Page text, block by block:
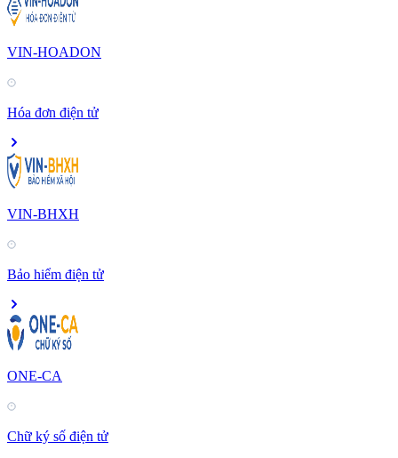
VIN-HOADON
Hóa đơn điện tử
VIN-BHXH
Bảo hiểm điện tử
ONE-CA
Chữ ký số điện tử